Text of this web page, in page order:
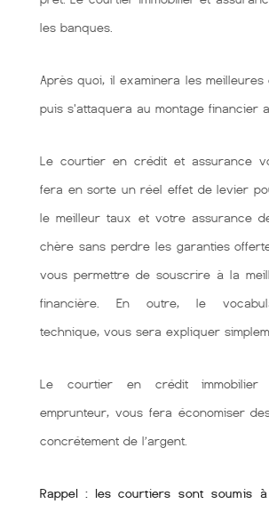
les banques.
Après quoi, il examinera les
puis s'attaquera au montage financier
Le courtier en crédit et assurance
fera en sorte un réel effet de levier
le meilleur taux et votre assurance
chère sans perdre les garanties
vous permettre de souscrire à la
financière. En outre, le
technique, vous sera expliquer
Le courtier en crédit immobilier
emprunteur, vous fera économiser
concrétement de l’argent.
Rappel : les courtiers sont soumis